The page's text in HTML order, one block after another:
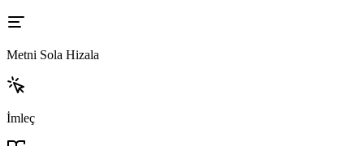
Metni Sola Hizala
İmleç